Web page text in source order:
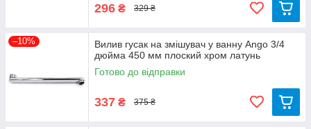
296 ₴ 329 ₴
–10%
Вилив гусак на змішувач у ванну Ango 3/4
дюйма 450 мм плоский хром латунь
Готово до відправки
337 ₴ 375 ₴